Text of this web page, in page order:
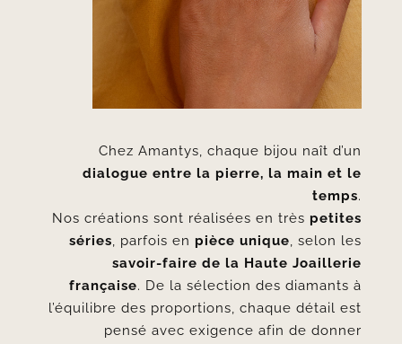
Chez Amantys, chaque bijou naît d’un
dialogue entre la pierre, la main et le
temps.
Nos créations sont réalisées en très petites
séries, parfois en pièce unique, selon les
savoir-faire de la Haute Joaillerie
française. De la sélection des diamants à
l’équilibre des proportions, chaque détail est
pensé avec exigence afin de donner